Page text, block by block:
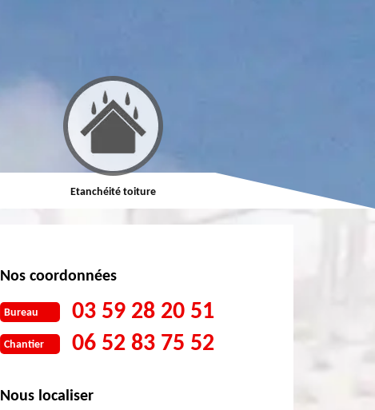
Etanchéité toiture Réparation de toiture
Nos coordonnées
Bureau 03 59 28 20 51
Chantier 06 52 83 75 52
Nous localiser